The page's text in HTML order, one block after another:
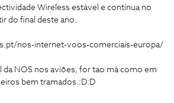
Wireless estável e contínua no
do final deste ano.
nos-internet-voos-comerciais-europa/
da NOS nos aviões, for tao má como em
bem tramados.:D:D